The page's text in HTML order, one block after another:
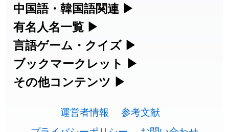
人名漢字辞典 - 読み方検索
手書き漢字入力
漢字の書き方・書き順 書き取り練習
名・駅名検索など、各種リファレンスツ
ールです。
部首画数別漢字一覧
常用漢字一覧
カタカナ語・略語の意味検索、発音記
号、リスニング練習など英語学習ツール
です。
カタカナ語の意味・発音・類語辞典
英語の発音記号一覧
英単語リスニングテスト
中国語・韓国語関連 ▶
中国語のピンイン変換、韓国語の手書き
入力など、アジア言語学習ツールです。
手書き中国語入力 変換ツール
韓国語手書き入力
有名人名一覧 ▶
海外セレブやスポーツ選手の名前の読み
方・発音を確認できます。
海外有名人の苗字・名前一覧と発音
言語ゲーム・クイズ ▶
四字熟語パズルや漢字クイズなど、楽し
みながら学べるゲームです。
ブックマークレット ▶
ブラウザに登録して、どのサイトからで
す。
その他コンテンツ ▶
その他の便利ツールです。
運営者情報
参考文献